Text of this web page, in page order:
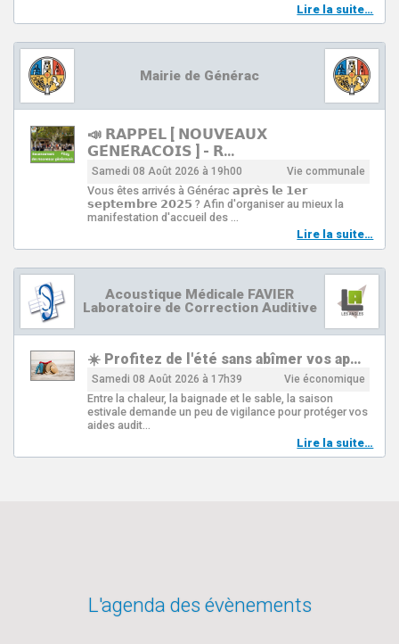
Lire la suite…
Mairie de Générac
📣 𝗥𝗔𝗣𝗣𝗘𝗟 [ 𝗡𝗢𝗨𝗩𝗘𝗔𝗨𝗫
𝗚𝗘́𝗡𝗘́𝗥𝗔𝗖𝗢𝗜𝗦 ] - 𝗥…
Samedi 08 Août 2026 à 19h00 Vie communale
Vous êtes arrivés à Générac 𝗮𝗽𝗿𝗲̀𝘀 𝗹𝗲 𝟭𝗲𝗿
𝘀𝗲𝗽𝘁𝗲𝗺𝗯𝗿𝗲 𝟮𝟬𝟮𝟱 ? Afin d'organiser au mieux la
manifestation d'accueil des …
Lire la suite…
Acoustique Médicale FAVIER
Laboratoire de Correction Auditive
☀️ Profitez de l'été sans abîmer vos ap…
Samedi 08 Août 2026 à 17h39 Vie économique
Entre la chaleur, la baignade et le sable, la saison
estivale demande un peu de vigilance pour protéger vos
aides audit…
Lire la suite…
L'agenda des évènements